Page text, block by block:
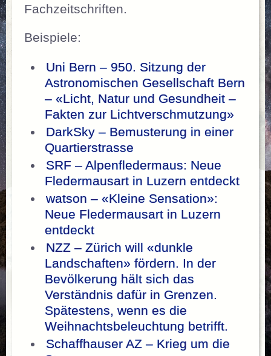
Fachzeitschriften.
Beispiele:
Uni Bern – 950. Sitzung der
Astronomischen Gesellschaft Bern
– «Licht, Natur und Gesundheit –
Fakten zur Lichtverschmutzung»
DarkSky – Bemusterung in einer
Quartierstrasse
SRF – Alpenfledermaus: Neue
Fledermausart in Luzern entdeckt
watson – «Kleine Sensation»:
Neue Fledermausart in Luzern
entdeckt
NZZ – Zürich will «dunkle
Landschaften» fördern. In der
Bevölkerung hält sich das
Verständnis dafür in Grenzen.
Spätestens, wenn es die
Weihnachtsbeleuchtung betrifft.
Schaffhauser AZ – Krieg um die